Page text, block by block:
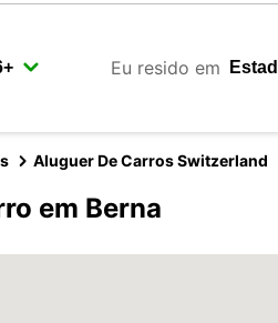
Eu resido em
Aluguer De Carros Switzerland
em Berna